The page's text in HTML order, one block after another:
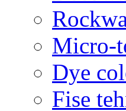
Micro-
Dye
Fise